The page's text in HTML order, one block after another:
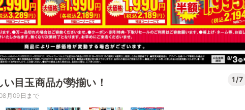
目玉商品が勢揃い！ 1/7
月09日まで